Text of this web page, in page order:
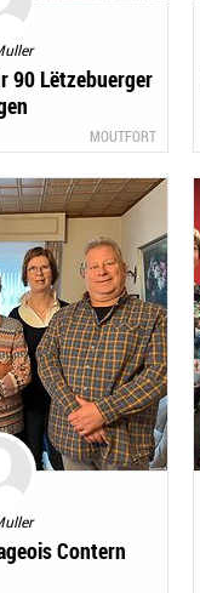
90 Lëtzebuerger
MOUTFORT
Contern